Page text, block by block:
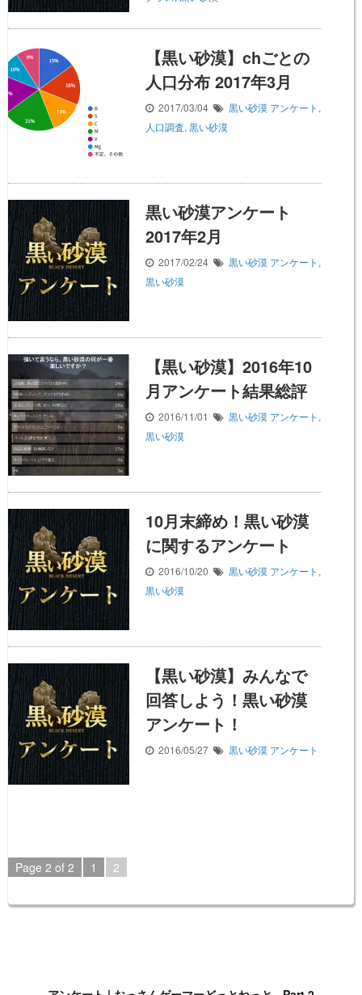
【黒い砂漠】chごとの
人口分布 2017年3月
2017/03/04 黒い砂漠 アンケート ,
人口調査, 黒い砂漠
黒い砂漠アンケート
2017年2月
2017/02/24 黒い砂漠 アンケート ,
黒い砂漠
【黒い砂漠】2016年10
月アンケート結果総評
2016/11/01 黒い砂漠 アンケート ,
黒い砂漠
10月末締め！黒い砂漠
に関するアンケート
2016/10/20 黒い砂漠 アンケート ,
黒い砂漠
【黒い砂漠】みんなで
回答しよう！黒い砂漠
アンケート！
2016/05/27 黒い砂漠 アンケート
Page 2 of 2 1 2